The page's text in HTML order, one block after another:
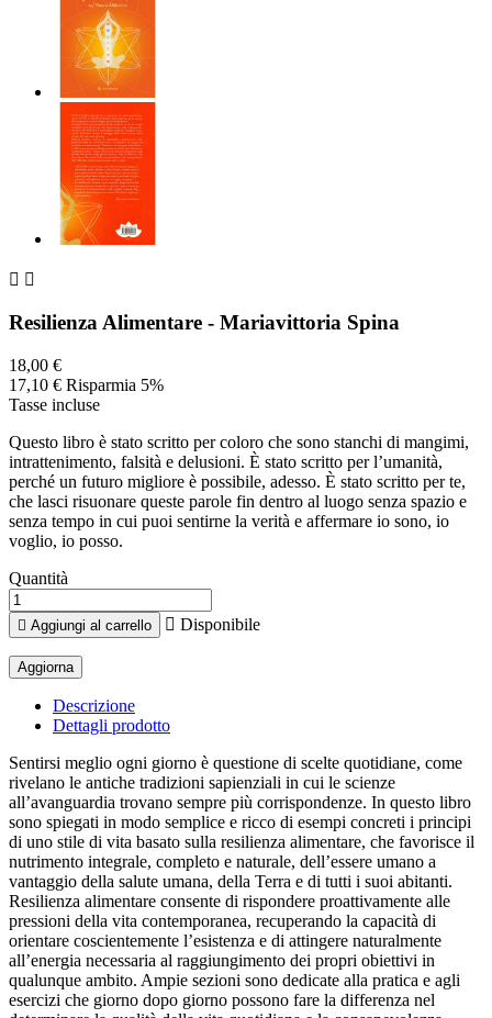
 
Resilienza Alimentare - Mariavittoria Spina
18,00 €
17,10 € Risparmia 5%
Tasse incluse
Questo libro è stato scritto per coloro che sono stanchi di mangimi,
intrattenimento, falsità e delusioni. È stato scritto per l’umanità,
perché un futuro migliore è possibile, adesso. È stato scritto per te,
che lasci risuonare queste parole fin dentro al luogo senza spazio e
senza tempo in cui puoi sentirne la verità e affermare io sono, io
voglio, io posso.
Quantità
 Aggiungi al carrello  Disponibile
Descrizione
Dettagli prodotto
Sentirsi meglio ogni giorno è questione di scelte quotidiane, come
rivelano le antiche tradizioni sapienziali in cui le scienze
all’avanguardia trovano sempre più corrispondenze. In questo libro
sono spiegati in modo semplice e ricco di esempi concreti i principi
di uno stile di vita basato sulla resilienza alimentare, che favorisce il
nutrimento integrale, completo e naturale, dell’essere umano a
vantaggio della salute umana, della Terra e di tutti i suoi abitanti.
Resilienza alimentare consente di rispondere proattivamente alle
pressioni della vita contemporanea, recuperando la capacità di
orientare coscientemente l’esistenza e di attingere naturalmente
all’energia necessaria al raggiungimento dei propri obiettivi in
qualunque ambito. Ampie sezioni sono dedicate alla pratica e agli
esercizi che giorno dopo giorno possono fare la differenza nel